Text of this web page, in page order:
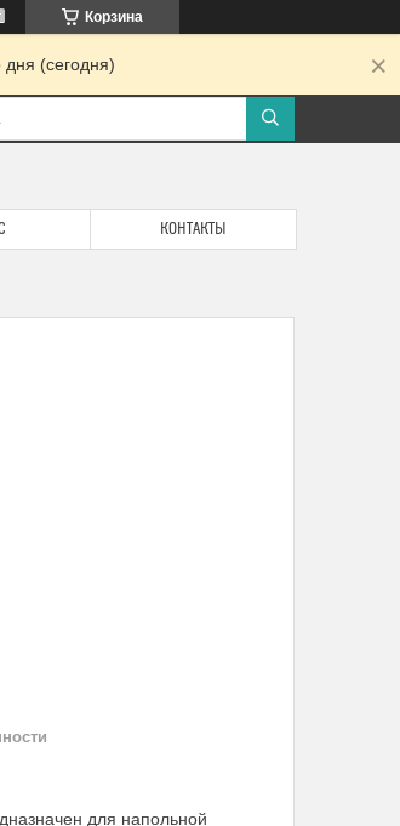
Корзина
(сегодня)
КОНТАКТЫ
для напольной